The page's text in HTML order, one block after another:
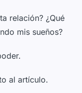
relación? ¿Qué
mis sueños?
al artículo.